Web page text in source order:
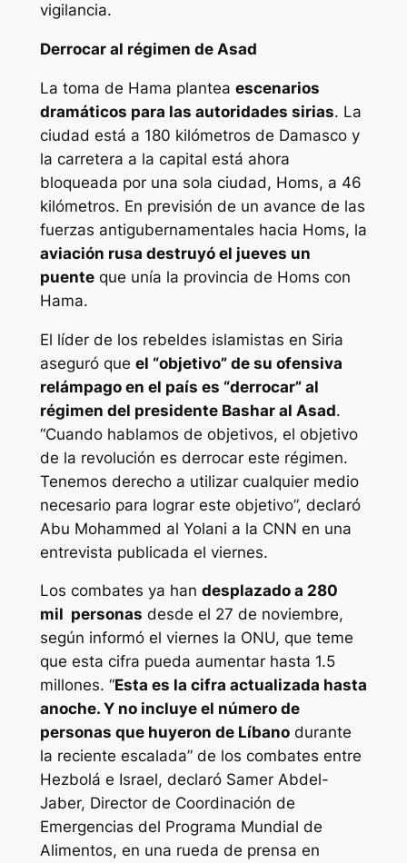
vigilancia.
Derrocar al régimen de Asad
La toma de Hama plantea escenarios
dramáticos para las autoridades sirias. La
ciudad está a 180 kilómetros de Damasco y
la carretera a la capital está ahora
bloqueada por una sola ciudad, Homs, a 46
kilómetros. En previsión de un avance de las
fuerzas antigubernamentales hacia Homs, la
aviación rusa destruyó el jueves un
puenteque unía la provincia de Homs con
Hama.
El líder de los rebeldes islamistas en Siria
aseguró que el “objetivo” de su ofensiva
relámpago en el país es “derrocar” al
régimen del presidente Bashar al Asad.
“Cuando hablamos de objetivos, el objetivo
de la revolución es derrocar este régimen.
Tenemos derecho a utilizar cualquier medio
necesario para lograr este objetivo”, declaró
Abu Mohammed al Yolani a la CNN en una
entrevista publicada el viernes.
Los combates ya han desplazado a 280
mil personas desde el 27 de noviembre,
según informó el viernes la ONU, que teme
que esta cifra pueda aumentar hasta 1.5
millones. “Esta es la cifra actualizada hasta
anoche. Y no incluye el número de
personas que huyeron de Líbanodurante
la reciente escalada” de los combates entre
Hezbolá e Israel, declaró Samer Abdel-
Jaber, Director de Coordinación de
Emergencias del Programa Mundial de
Alimentos, en una rueda de prensa en